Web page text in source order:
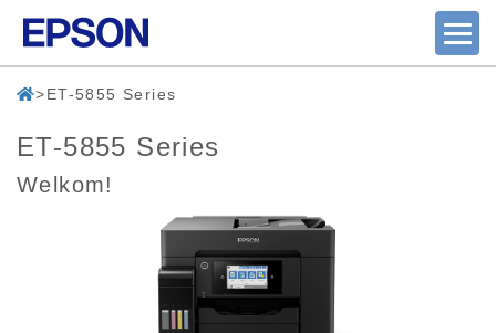
ET-5855 Series
ET-5855 Series
Welkom!